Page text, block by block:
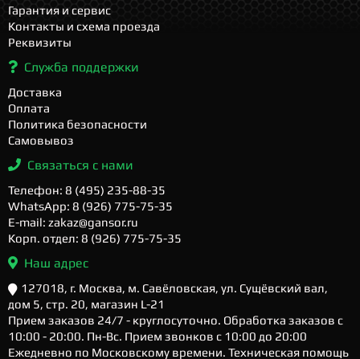
Гарантия и сервис
Контакты и схема проезда
Реквизиты
Служба поддержки
Доставка
Оплата
Политика безопасности
Самовывоз
Связаться с нами
Телефон: 8 (495) 235-88-35
WhatsApp: 8 (926) 775-75-35
E-mail: zakaz@gansor.ru
Корп. отдел: 8 (926) 775-75-35
Наш адрес
127018, г. Москва, м. Савёловская, ул. Сущёвский вал,
дом 5, стр. 20, магазин L-21
Прием заказов 24/7 - круглосуточно. Обработка заказов с
10:00 - 20:00. Пн-Вс. Прием звонков с 10:00 до 20:00
Ежедневно по Московскому времени. Техническая помощь